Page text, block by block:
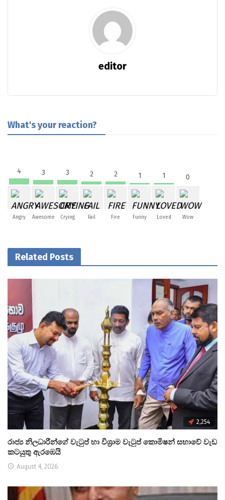
editor
What's your reaction?
4
Angry
3
Awesome
3
Crying
2
Fail
2
Fire
1
Funny
1
Loved
0
Wow
Related Posts
2,254
රාජ්‍ය නිලධාරීන්ගේ වැටුප් හා විශ්‍රාම වැටුප් කොමිෂන් සභාවේ වැඩ
කටයුතු ඇරඹෙයි
August 4, 2026